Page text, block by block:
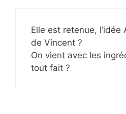
Elle est retenue, l’idée
de Vincent ?
On vient avec les
tout fait ?